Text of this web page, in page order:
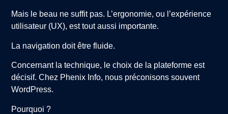
Mais le beau ne suffit pas. L’ergonomie, ou l’expérience
utilisateur (UX), est tout aussi importante.
La navigation doit être fluide.
Concernant la technique, le choix de la plateforme est
décisif. Chez Phenix Info, nous préconisons souvent
WordPress.
Pourquoi ?